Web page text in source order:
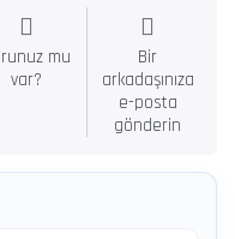
mu
var?
Bir
arkadaşınıza
e-posta
gönderin